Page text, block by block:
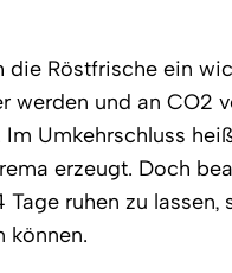
die Röstfrische ein
werden und an CO2
Umkehrschluss
erzeugt. Doch
Tage ruhen zu
können.